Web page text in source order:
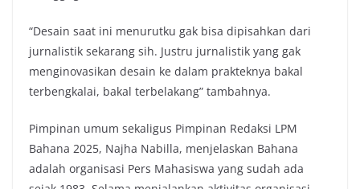
“Desain saat ini menurutku gak bisa dipisahkan dari
jurnalistik sekarang sih. Justru jurnalistik yang gak
menginovasikan desain ke dalam prakteknya bakal
terbengkalai, bakal terbelakang” tambahnya.
Pimpinan umum sekaligus Pimpinan Redaksi LPM
Bahana 2025, Najha Nabilla, menjelaskan Bahana
adalah organisasi Pers Mahasiswa yang sudah ada